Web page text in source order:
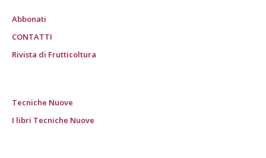
Abbonati
CONTATTI
Rivista di Frutticoltura
Tecniche Nuove
I libri Tecniche Nuove